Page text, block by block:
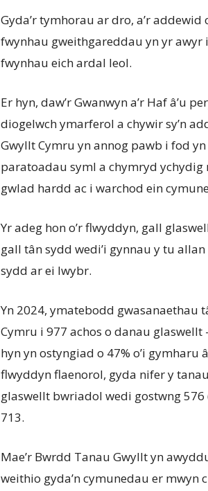
Gyda’r tymhorau ar dro, a’r
fwynhau gweithgareddau yn yr awyr
fwynhau eich ardal leol.
Er hyn, daw’r Gwanwyn a’r Haf â’u
diogelwch ymarferol a chywir sy’n
Gwyllt Cymru yn annog pawb i fod
paratoadau syml a chymryd
gwlad hardd ac i warchod ein
Yr adeg hon o’r flwyddyn, gall
gall tân sydd wedi’i gynnau y tu
sydd ar ei lwybr.
Yn 2024, ymatebodd gwasanaethau
Cymru i 977 achos o danau glaswellt
hyn yn ostyngiad o 47% o’i gymharu
flwyddyn flaenorol, gyda nifer y tanau
glaswellt bwriadol wedi gostwng 576
713.
Mae’r Bwrdd Tanau Gwyllt yn
weithio gyda’n cymunedau er mwyn